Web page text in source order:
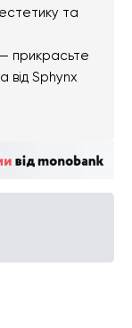
та
прикрасьте
від Sphynx